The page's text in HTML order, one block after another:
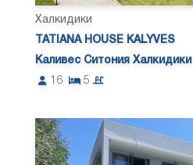
Халкидики
TATIANA HOUSE KALYVES
Каливес Ситония Халкидики
16
5